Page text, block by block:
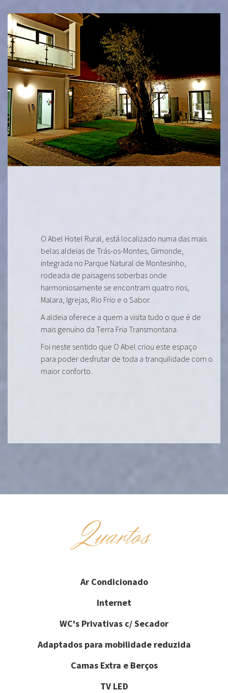
O Abel Hotel Rural, está localizado numa das mais
belas aldeias de Trás-os-Montes, Gimonde,
integrada no Parque Natural de Montesinho,
rodeada de paisagens soberbas onde
harmoniosamente se encontram quatro rios,
Malara, Igrejas, Rio Frio e o Sabor.
A aldeia oferece a quem a visita tudo o que é de
mais genuíno da Terra Fria Transmontana.
Foi neste sentido que O Abel criou este espaço
para poder desfrutar de toda a tranquilidade com o
maior conforto.
Quartos
Ar Condicionado
Internet
WC's Privativas c/ Secador
Adaptados para mobilidade reduzida
Camas Extra e Berços
TV LED